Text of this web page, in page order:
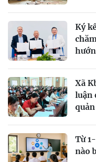
Ký
Xã
luận
Từ
nào